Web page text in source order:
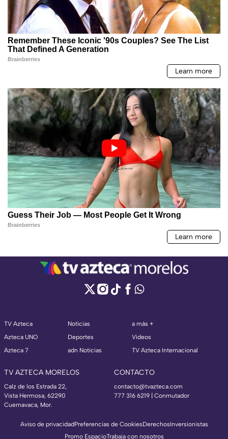
TV Azteca
Azteca UNO
Azteca 7
Noticias
Deportes
adn Noticias
a más +
Videos
TV Azteca Internacional
TV AZTECA MORELOS
Calz de los Estrada 22,
Vista Hermosa, 62290
Cuernavaca, Mor.
CONTACTO
contacto@tvazteca.com
777 316 6219 | Conmutador
Aviso de privacidadPreferencias de CookiesDerechosInversionistas
Promo EspacioTrabaja con nosotros